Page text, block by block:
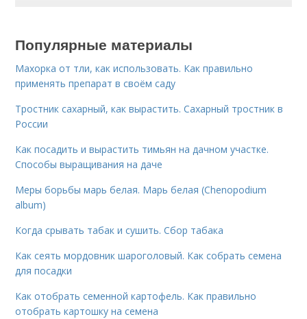
Популярные материалы
Махорка от тли, как использовать. Как правильно
применять препарат в своём саду
Тростник сахарный, как вырастить. Сахарный тростник в
России
Как посадить и вырастить тимьян на дачном участке.
Способы выращивания на даче
Меры борьбы марь белая. Марь белая (Chenopodium
album)
Когда срывать табак и сушить. Сбор табака
Как сеять мордовник шароголовый. Как собрать семена
для посадки
Как отобрать семенной картофель. Как правильно
отобрать картошку на семена